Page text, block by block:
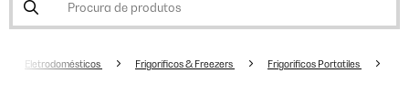
Eletrodomésticos Frigoríficos & Freezers Frigorificos Portatiles